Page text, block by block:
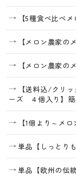
【5種食べ比べ
【メロン農家の
【メロン農家の
【送料込/クリ
ーズ ４個入り】簡
【1個より～メ
単品【しっとり
単品【欧州の伝